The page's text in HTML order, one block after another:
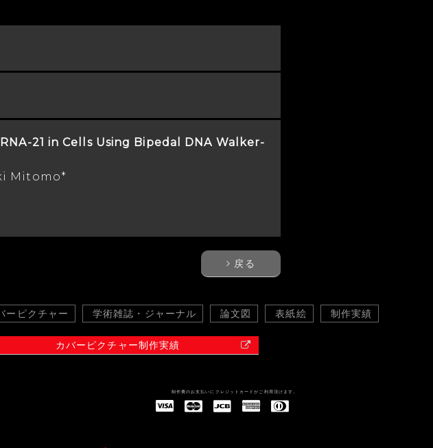
21 in Cells Using Bipedal DNA Walker-
Mitomo*
戻る
ーピクチャー 学術雑誌・ジャーナル 論文図 表紙絵 制作実績
カバーピクチャー制作実績
制作費のお支払いにクレジットカードがご利用頂けます。